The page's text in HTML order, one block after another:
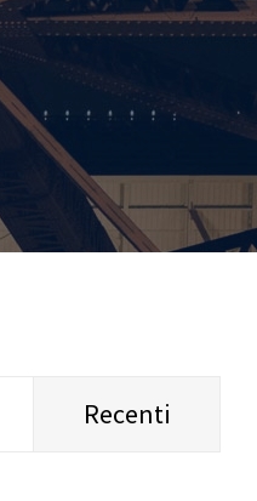
Recenti